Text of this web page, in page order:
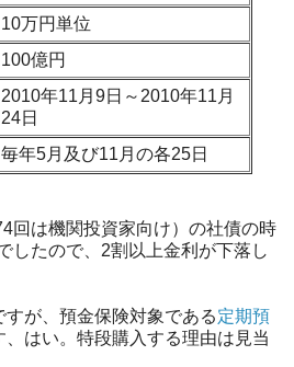
10万円単位
100億円
2010年11月9日～2010年11月
24日
毎年5月及び11月の各25日
回は機関投資家向け）の社債の時
したので、2割以上金利が下落し
が、預金保険対象である定期預
はい。特段購入する理由は見当